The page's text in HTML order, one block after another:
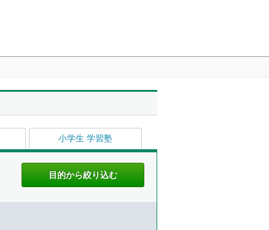
小学生 学習塾